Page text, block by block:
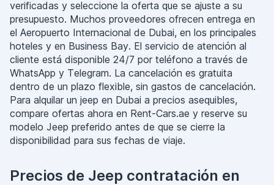
verificadas y seleccione la oferta que se ajuste a su
presupuesto. Muchos proveedores ofrecen entrega en
el Aeropuerto Internacional de Dubai, en los principales
hoteles y en Business Bay. El servicio de atención al
cliente está disponible 24/7 por teléfono a través de
WhatsApp y Telegram. La cancelación es gratuita
dentro de un plazo flexible, sin gastos de cancelación.
Para alquilar un jeep en Dubai a precios asequibles,
compare ofertas ahora en Rent-Cars.ae y reserve su
modelo Jeep preferido antes de que se cierre la
disponibilidad para sus fechas de viaje.
Precios de Jeep contratación en